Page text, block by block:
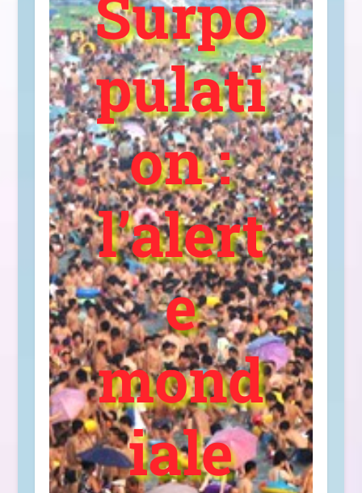
pulati
on :
l’alert
e
mond
iale